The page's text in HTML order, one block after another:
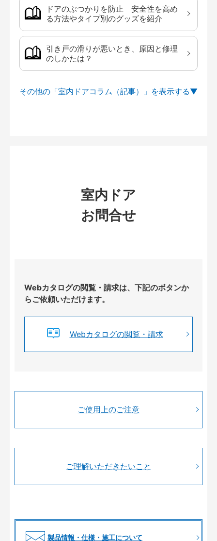
ドアのぶつかりを防止 安全性を高め
る方法やタイプ別のグッズを紹介
引き戸の滑りが悪いとき、原因と修理
のしかたは？
その他の「室内ドアコラム（記事）」を
室内ドア
お問合せ
Webカタログの閲覧・請求は、下記のボタンか
らご依頼いただけます。
Webカタログの閲覧・請求
ご使用上のご注意
ご理解いただきたいこと
製品情報・仕様・施工について